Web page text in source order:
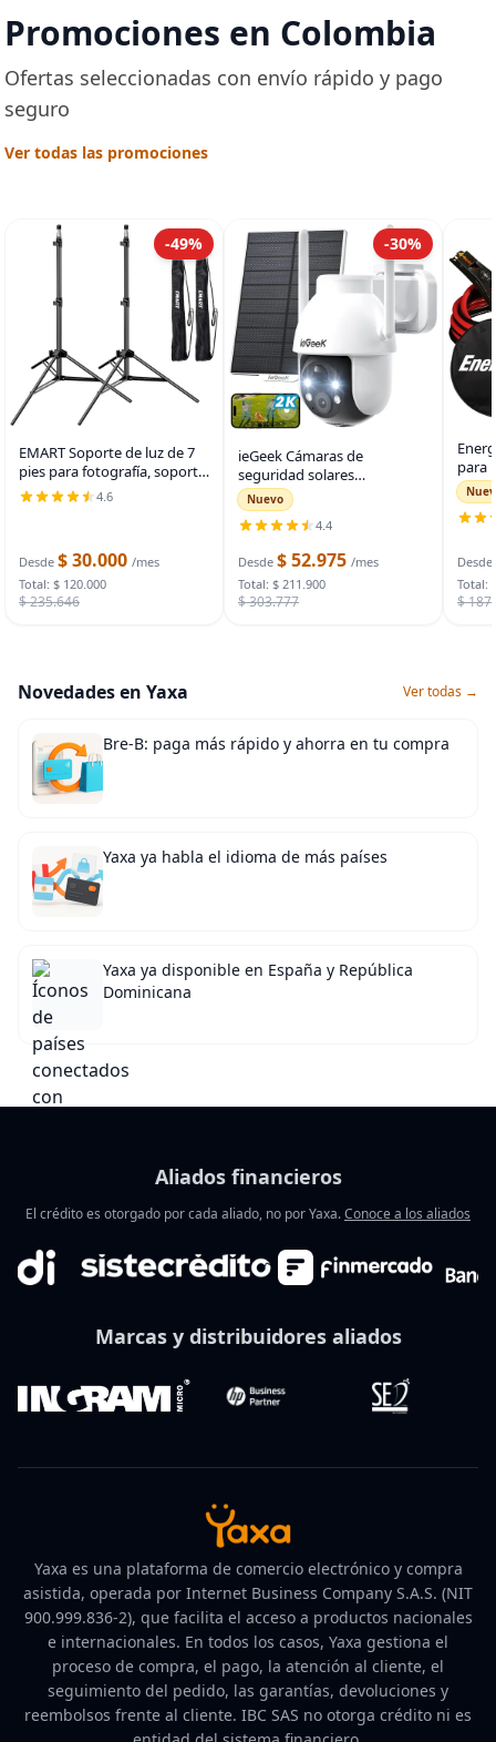
capacidad de 7 tazas,
ajuste de temperatura
de Acero
Promociones en Colombia
Ofertas seleccionadas con envío rápido y pago
seguro
Ver todas las promociones
-49%
EMART Soporte de luz de 7
pies para fotografía, soporte
de trípode portátil para
4.6
Desde $ 30.000 /mes
Total: $ 120.000
$ 235.646
-30%
ieGeek Cámaras de
seguridad solares
inalámbricas para exteriores,
cámara WiFi 2K para sistema
de seguridad del hogar,
cámara de vigilancia
Nuevo
4.4
Desde $ 52.975 /mes
Total: $ 211.900
$ 303.777
para
de
Desde
Total:
$
Novedades en Yaxa Ver todas →
Bre-B: paga más rápido y ahorra en tu compra
Yaxa ya habla el idioma de más países
Yaxa ya disponible en España y República
Dominicana
Aliados financieros
El crédito es otorgado por cada aliado, no por Yaxa.Conoce a los aliados
Marcas y distribuidores aliados
Yaxa es una plataforma de comercio electrónico y compra
asistida, operada por Internet Business Company S.A.S. (NIT
900.999.836-2), que facilita el acceso a productos nacionales
e internacionales. En todos los casos, Yaxa gestiona el
proceso de compra, el pago, la atención al cliente, el
seguimiento del pedido, las garantías, devoluciones y
reembolsos frente al cliente. IBC SAS no otorga crédito ni es